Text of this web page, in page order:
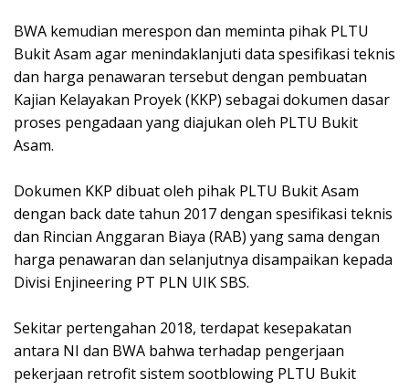
BWA kemudian merespon dan meminta pihak PLTU
Bukit Asam agar menindaklanjuti data spesifikasi teknis
dan harga penawaran tersebut dengan pembuatan
Kajian Kelayakan Proyek (KKP) sebagai dokumen dasar
proses pengadaan yang diajukan oleh PLTU Bukit
Asam.
Dokumen KKP dibuat oleh pihak PLTU Bukit Asam
dengan back date tahun 2017 dengan spesifikasi teknis
dan Rincian Anggaran Biaya (RAB) yang sama dengan
harga penawaran dan selanjutnya disampaikan kepada
Divisi Enjineering PT PLN UIK SBS.
Sekitar pertengahan 2018, terdapat kesepakatan
antara NI dan BWA bahwa terhadap pengerjaan
pekerjaan retrofit sistem sootblowing PLTU Bukit